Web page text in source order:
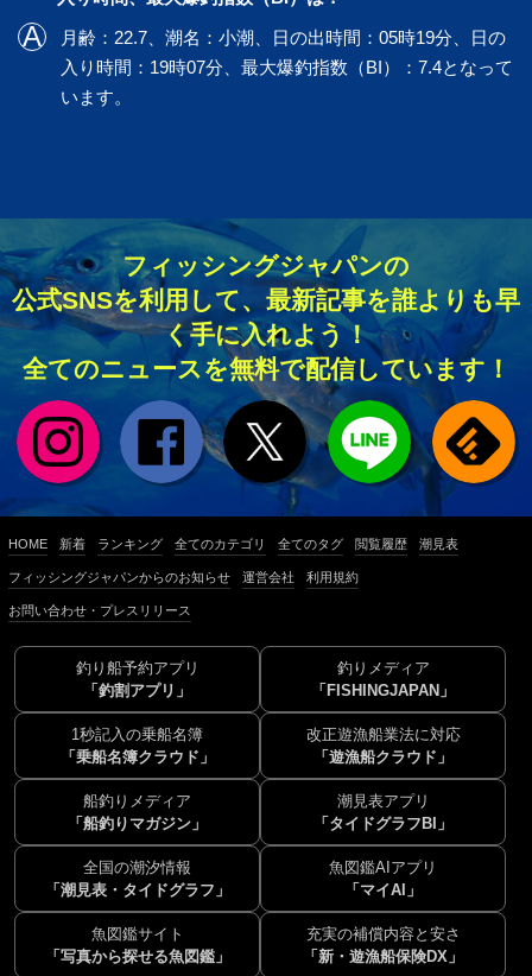
月齢：22.7、潮名：小潮、日の出時間：05時19分、日の
入り時間：19時07分、最大爆釣指数（BI）：7.4となって
います。
フィッシングジャパンの
公式SNSを利用して、最新記事を誰よりも早
く手に入れよう！
全てのニュースを無料で配信しています！
HOME 新着 ランキング 全てのカテゴリ 全てのタグ 閲覧履歴 潮見表
フィッシングジャパンからのお知らせ 運営会社 利用規約
お問い合わせ・プレスリリース
釣り船予約アプリ
「釣割アプリ」
釣りメディア
「FISHINGJAPAN」
1秒記入の乗船名簿
「乗船名簿クラウド」
改正遊漁船業法に対応
「遊漁船クラウド」
船釣りメディア
「船釣りマガジン」
潮見表アプリ
「タイドグラフBI」
全国の潮汐情報
「潮見表・タイドグラフ」
魚図鑑AIアプリ
「マイAI」
魚図鑑サイト
「写真から探せる魚図鑑」
充実の補償内容と安さ
「新・遊漁船保険DX」